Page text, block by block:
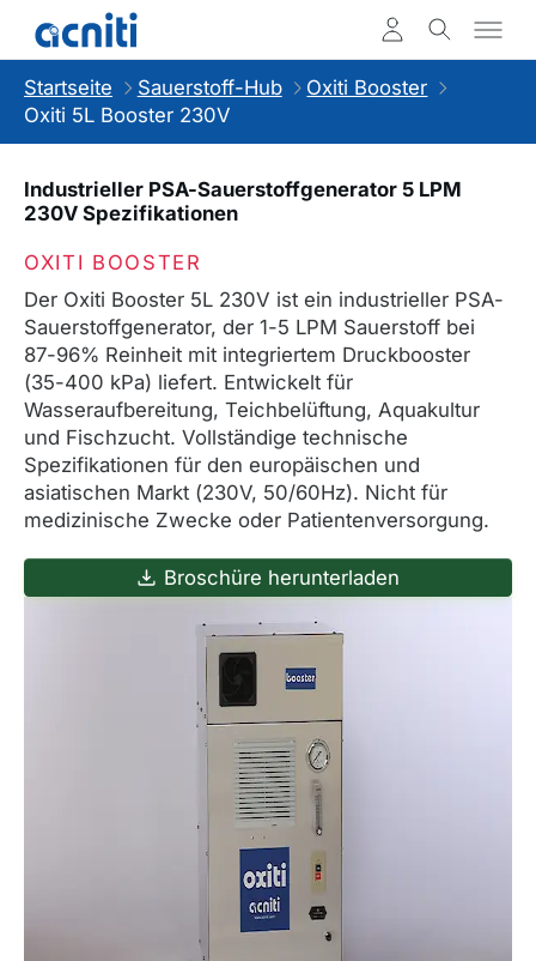
Startseite Sauerstoff-Hub
Oxiti Booster
Oxiti 5L Booster 230V
Industrieller PSA-Sauerstoffgenerator 5 LPM
230V Spezifikationen
OXITI BOOSTER
Der Oxiti Booster 5L 230V ist ein industrieller PSA-
Sauerstoffgenerator, der 1-5 LPM Sauerstoff bei
87-96% Reinheit mit integriertem Druckbooster
(35-400 kPa) liefert. Entwickelt für
Wasseraufbereitung, Teichbelüftung, Aquakultur
und Fischzucht. Vollständige technische
Spezifikationen für den europäischen und
asiatischen Markt (230V, 50/60Hz). Nicht für
medizinische Zwecke oder Patientenversorgung.
Broschüre herunterladen